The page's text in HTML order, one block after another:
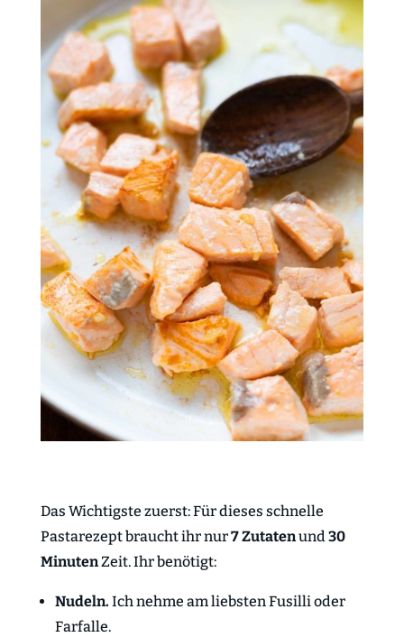
Das Wichtigste zuerst: Für dieses schnelle
Pastarezept braucht ihr nur7 Zutatenund30
MinutenZeit. Ihr benötigt:
Nudeln. Ich nehme am liebsten Fusilli oder
Farfalle.